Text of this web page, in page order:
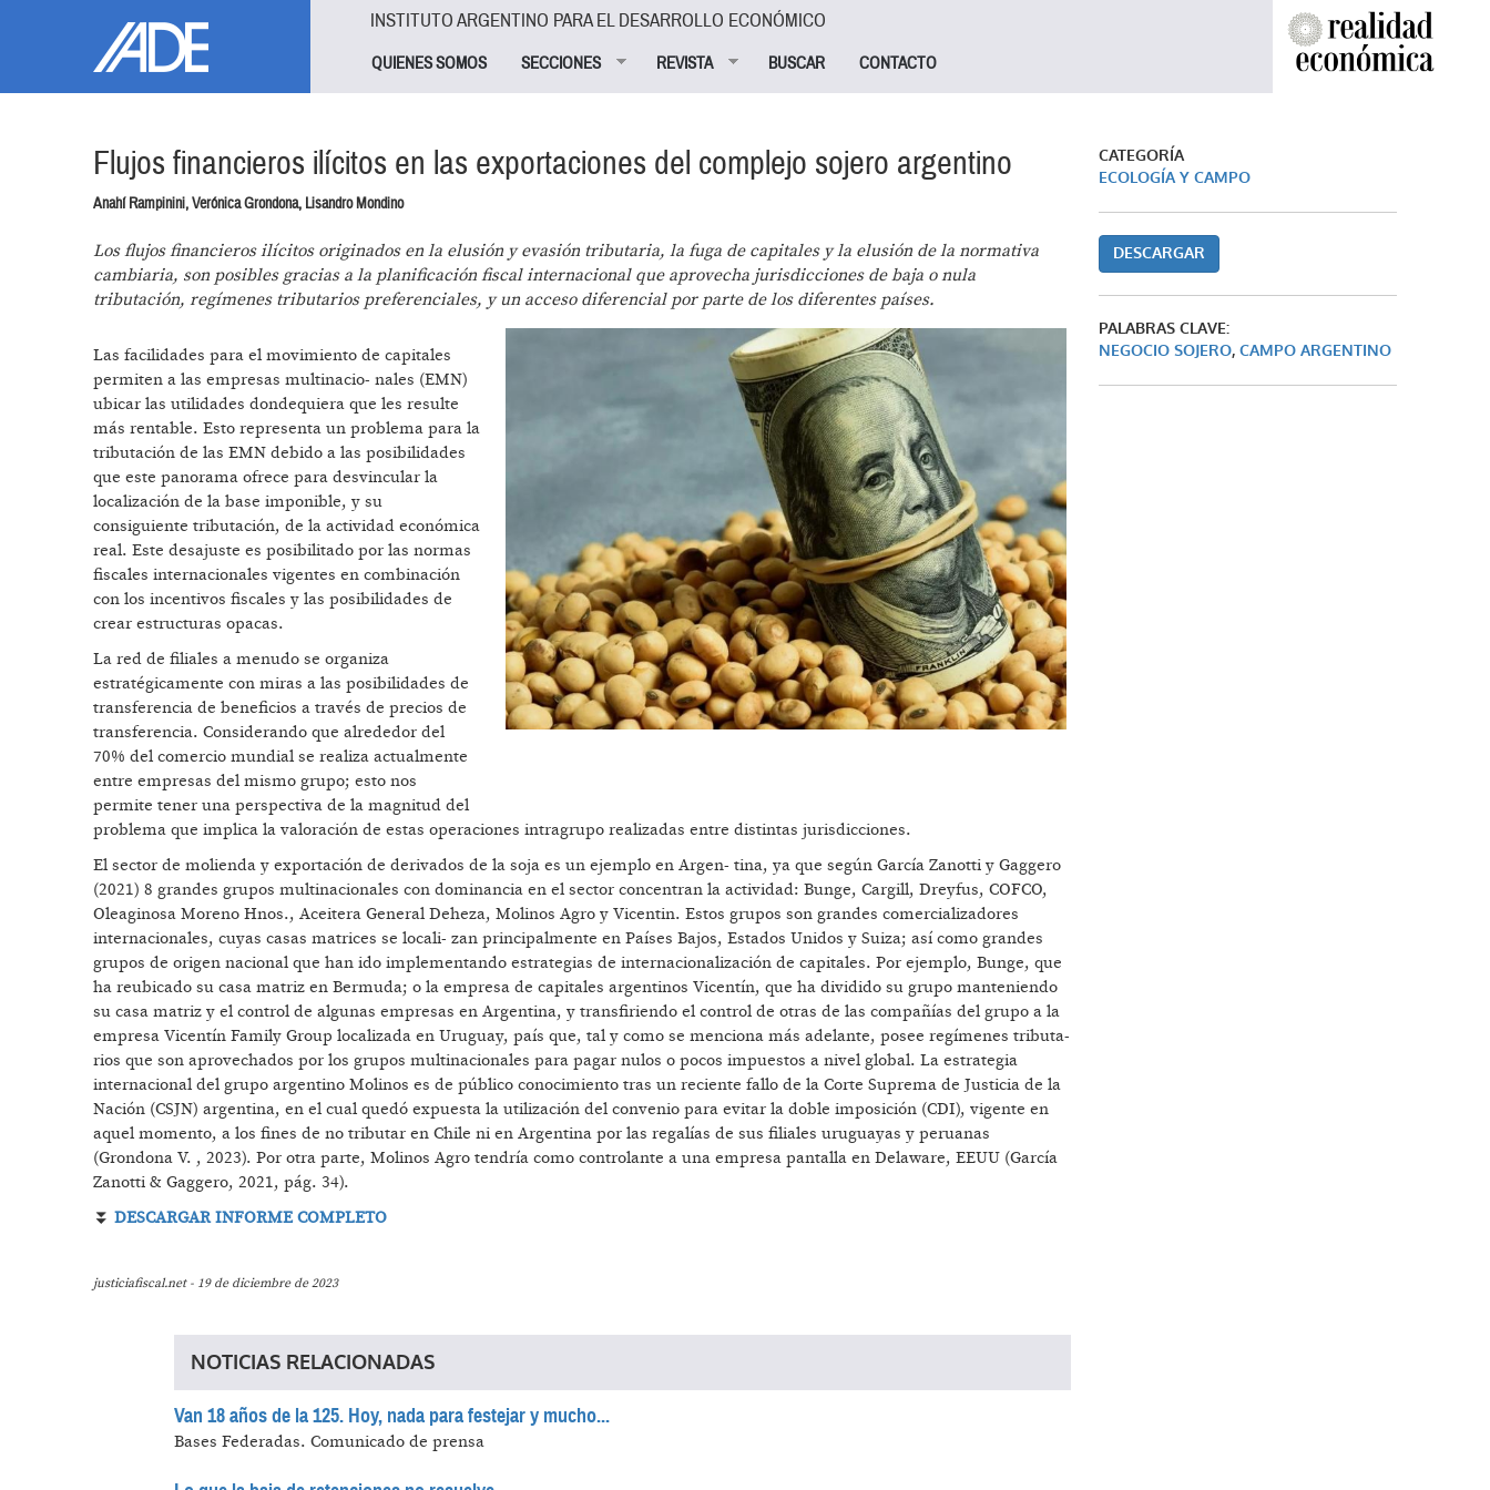
INSTITUTO ARGENTINO PARA EL DESARROLLO ECONÓMICO
QUIENES SOMOS SECCIONES REVISTA BUSCAR CONTACTO
Flujos financieros ilícitos en las exportaciones del complejo sojero argentino
Anahí Rampinini, Verónica Grondona, Lisandro Mondino
Los flujos financieros ilícitos originados en la elusión y evasión tributaria, la fuga de capitales y la elusión de la normativa
cambiaria, son posibles gracias a la planificación fiscal internacional que aprovecha jurisdicciones de baja o nula
tributación, regímenes tributarios preferenciales, y un acceso diferencial por parte de los diferentes países.
Las facilidades para el movimiento de capitales
permiten a las empresas multinacio- nales (EMN)
ubicar las utilidades dondequiera que les resulte
más rentable. Esto representa un problema para la
tributación de las EMN debido a las posibilidades
que este panorama ofrece para desvincular la
localización de la base imponible, y su
consiguiente tributación, de la actividad económica
real. Este desajuste es posibilitado por las normas
fiscales internacionales vigentes en combinación
con los incentivos fiscales y las posibilidades de
crear estructuras opacas.
La red de filiales a menudo se organiza
estratégicamente con miras a las posibilidades de
transferencia de beneficios a través de precios de
transferencia. Considerando que alrededor del
70% del comercio mundial se realiza actualmente
entre empresas del mismo grupo; esto nos
permite tener una perspectiva de la magnitud del
problema que implica la valoración de estas operaciones intragrupo realizadas entre distintas jurisdicciones.
El sector de molienda y exportación de derivados de la soja es un ejemplo en Argen- tina, ya que según García Zanotti y Gaggero
(2021) 8 grandes grupos multinacionales con dominancia en el sector concentran la actividad: Bunge, Cargill, Dreyfus, COFCO,
Oleaginosa Moreno Hnos., Aceitera General Deheza, Molinos Agro y Vicentin. Estos grupos son grandes comercializadores
internacionales, cuyas casas matrices se locali- zan principalmente en Países Bajos, Estados Unidos y Suiza; así como grandes
grupos de origen nacional que han ido implementando estrategias de internacionalización de capitales. Por ejemplo, Bunge, que
ha reubicado su casa matriz en Bermuda; o la empresa de capitales argentinos Vicentín, que ha dividido su grupo manteniendo
su casa matriz y el control de algunas empresas en Argentina, y transfiriendo el control de otras de las compañías del grupo a la
empresa Vicentín Family Group localizada en Uruguay, país que, tal y como se menciona más adelante, posee regímenes tributa-
rios que son aprovechados por los grupos multinacionales para pagar nulos o pocos impuestos a nivel global. La estrategia
internacional del grupo argentino Molinos es de público conocimiento tras un reciente fallo de la Corte Suprema de Justicia de la
Nación (CSJN) argentina, en el cual quedó expuesta la utilización del convenio para evitar la doble imposición (CDI), vigente en
aquel momento, a los fines de no tributar en Chile ni en Argentina por las regalías de sus filiales uruguayas y peruanas
(Grondona V. , 2023). Por otra parte, Molinos Agro tendría como controlante a una empresa pantalla en Delaware, EEUU (García
Zanotti & Gaggero, 2021, pág. 34).
⏬ DESCARGAR INFORME COMPLETO
justiciafiscal.net - 19 de diciembre de 2023
NOTICIAS RELACIONADAS
Van 18 años de la 125. Hoy, nada para festejar y mucho...
Bases Federadas. Comunicado de prensa
CATEGORÍA
ECOLOGÍA Y CAMPO
DESCARGAR
PALABRAS CLAVE:
NEGOCIO SOJERO, CAMPO ARGENTINO